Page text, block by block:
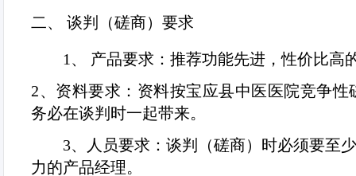
二、 谈判（磋商）要求
1 、 产品要求：推荐功能先进，性价比高
2、资料要求：资料按宝应县中医医院竞争性
务必在谈判时一起带来。
3、人员要求：谈判（磋商）时必须要至
力的产品经理。